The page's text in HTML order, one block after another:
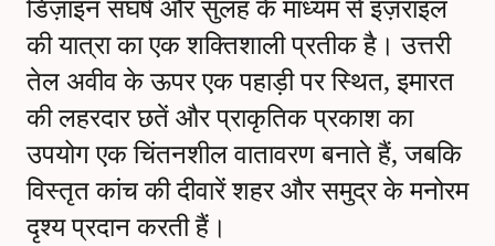
डिज़ाइन संघर्ष और सुलह के माध्यम से इज़राइल
की यात्रा का एक शक्तिशाली प्रतीक है। उत्तरी
तेल अवीव के ऊपर एक पहाड़ी पर स्थित, इमारत
की लहरदार छतें और प्राकृतिक प्रकाश का
उपयोग एक चिंतनशील वातावरण बनाते हैं, जबकि
विस्तृत कांच की दीवारें शहर और समुद्र के मनोरम
दृश्य प्रदान करती हैं।